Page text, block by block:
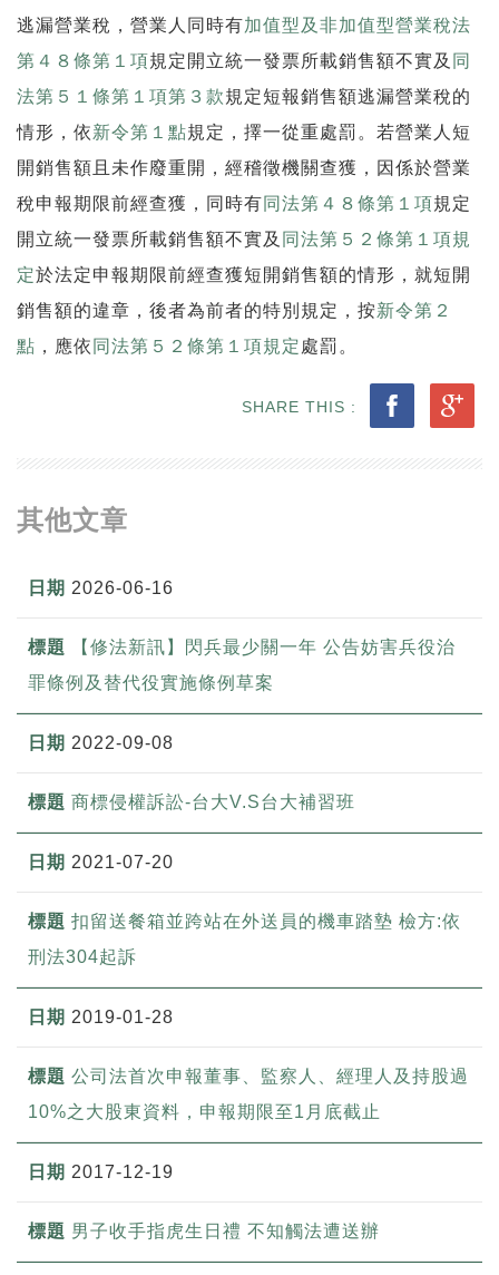
逃漏營業稅，營業人同時有加值型及非加值型營業稅法
第４８條第１項規定開立統一發票所載銷售額不實及 同
法第５１條第１項第３款規定短報銷售額逃漏營業稅的
情形，依新令第１點規定，擇一從重處罰。若營業人短
開銷售額且未作廢重開，經稽徵機關查獲，因係於營業
稅申報期限前經查獲，同時有同法第４８條第１項規定
開立統一發票所載銷售額不實及 同法第５２條第１項規
定於法定申報期限前經查獲短開銷售額的情形，就短開
銷售額的違章，後者為前者的特別規定，按新令第２
點 ，應依 同法第５２條第１項規定 處罰。
SHARE THIS :
其他文章
2026-06-16
【修法新訊】閃兵最少關一年 公告妨害兵役治
罪條例及替代役實施條例草案
2022-09-08
商標侵權訴訟-台大V.S台大補習班
2021-07-20
扣留送餐箱並跨站在外送員的機車踏墊 檢方:依
刑法304起訴
2019-01-28
公司法首次申報董事、監察人、經理人及持股過
10%之大股東資料，申報期限至1月底截止
2017-12-19
男子收手指虎生日禮 不知觸法遭送辦